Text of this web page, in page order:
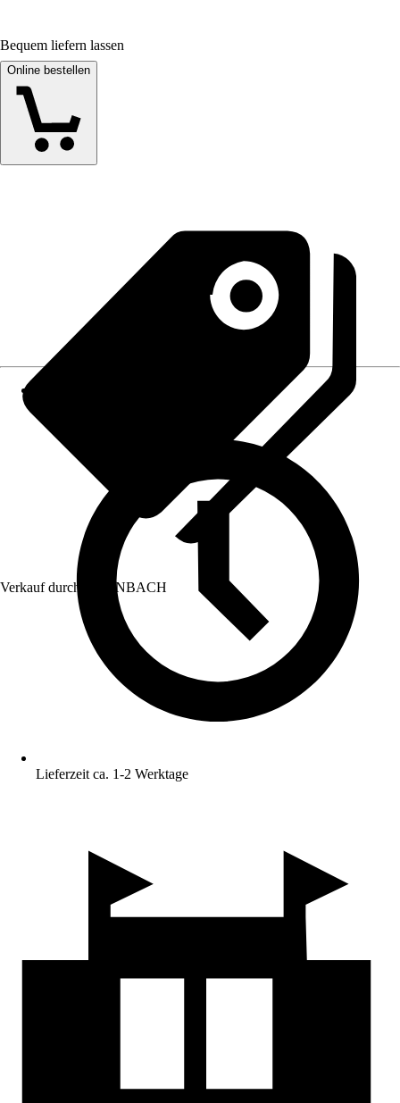
Bequem liefern lassen
Online bestellen
Verkauf durch: HORNBACH
Lieferzeit ca. 1-2 Werktage